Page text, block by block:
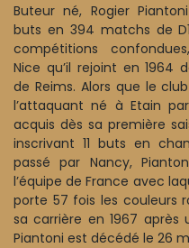
Buteur né, Rogier
buts en 394 matchs de
compétitions
Nice qu’il rejoint en 1964
de Reims. Alors que le
l’attaquant né à Etain
acquis dès sa première
inscrivant 11 buts en
passé par Nancy,
l’équipe de France avec
porte 57 fois les couleurs
sa carrière en 1967 après
Piantoni est décédé le 26